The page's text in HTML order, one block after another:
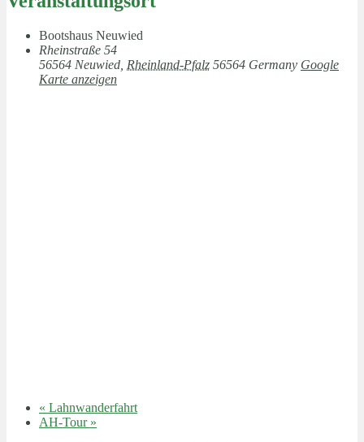
Bootshaus Neuwied
Rheinstraße 54
56564 Neuwied Rheinland-Pfalz 56564 Germany Google
Karte anzeigen
« Lahnwanderfahrt
AH-Tour »